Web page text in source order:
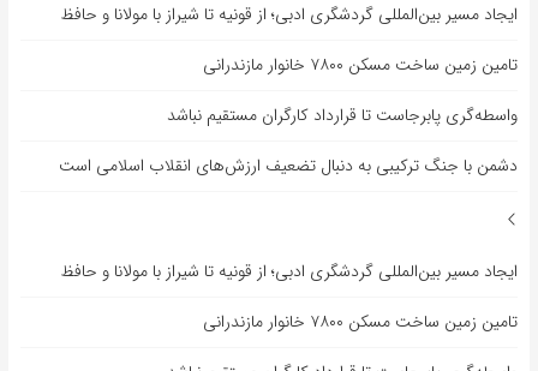
ایجاد مسیر بین‌المللی گردشگری ادبی؛ از قونیه تا شیراز با مولانا و حافظ
تامین زمین ساخت مسکن ۷۸۰۰ خانوار مازندرانی
واسطه‌گری پابرجاست تا قرارداد کارگران مستقیم نباشد
دشمن با جنگ ترکیبی به دنبال تضعیف ارزش‌های انقلاب اسلامی است
ایجاد مسیر بین‌المللی گردشگری ادبی؛ از قونیه تا شیراز با مولانا و حافظ
تامین زمین ساخت مسکن ۷۸۰۰ خانوار مازندرانی